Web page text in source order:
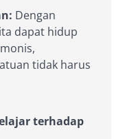
Dengan
dapat hidup
tidak harus
terhadap